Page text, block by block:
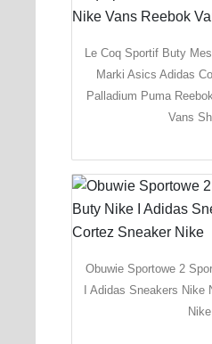
Le Coq Sportif Buty
Marki Asics Adidas
Palladium Puma
Vans
Obuwie Sportowe 2
I Adidas Sneakers
Nike